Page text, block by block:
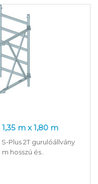
m x 1,80 m
Plus 2T gurulóállvány
hosszú és..